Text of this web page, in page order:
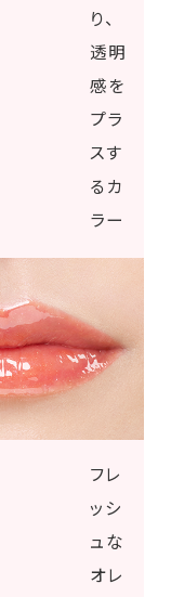
り、
透明
感を
プラ
スす
るカ
ラー
フレ
ッシ
ュな
オレ